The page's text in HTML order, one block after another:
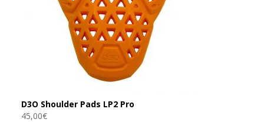
D3O Shoulder Pads LP2 Pro
45,00€